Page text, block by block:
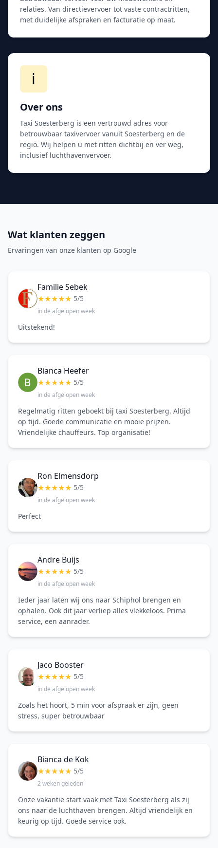
relaties. Van directievervoer tot vaste contractritten,
met duidelijke afspraken en facturatie op maat.
ℹ️
Over ons
Taxi Soesterberg is een vertrouwd adres voor
betrouwbaar taxivervoer vanuit Soesterberg en de
regio. Wij helpen u met ritten dichtbij en ver weg,
inclusief luchthavenvervoer.
Wat klanten zeggen
Ervaringen van onze klanten op Google
Familie Sebek
★★★★★ 5/5
in de afgelopen week
Uitstekend!
Bianca Heefer
★★★★★ 5/5
in de afgelopen week
Regelmatig ritten geboekt bij taxi Soesterberg. Altijd
op tijd. Goede communicatie en mooie prijzen.
Vriendelijke chauffeurs. Top organisatie!
Ron Elmensdorp
★★★★★ 5/5
in de afgelopen week
Perfect
Andre Buijs
★★★★★ 5/5
in de afgelopen week
Ieder jaar laten wij ons naar Schiphol brengen en
ophalen. Ook dit jaar verliep alles vlekkeloos. Prima
service, een aanrader.
Jaco Booster
★★★★★ 5/5
in de afgelopen week
Zoals het hoort, 5 min voor afspraak er zijn, geen
stress, super betrouwbaar
Bianca de Kok
★★★★★ 5/5
2 weken geleden
Onze vakantie start vaak met Taxi Soesterberg als zij
ons naar de luchthaven brengen. Altijd vriendelijk en
keurig op tijd. Goede service ook.